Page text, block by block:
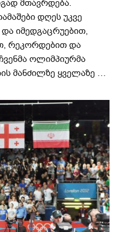
მთავრდება.
დღეს უკვე
იმედგაცრუებით,
რეკორდებით და
ოლიმპიურმა
მანძილზე ყველაზე …